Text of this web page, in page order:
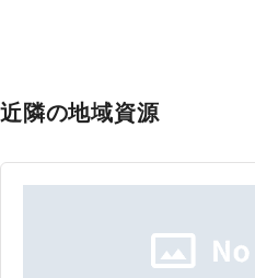
近隣の地域資源